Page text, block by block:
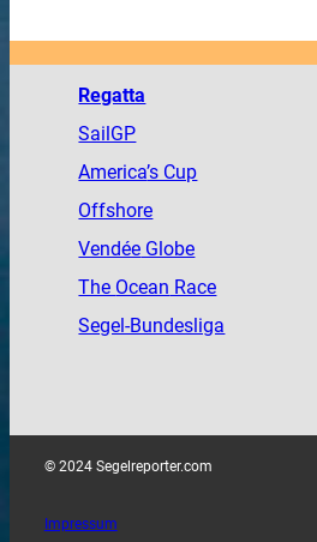
Regatta
SailGP
America’s Cup
Offshore
Vendée Globe
The Ocean Race
Segel-Bundesliga
© 2024 Segelreporter.com
Impressum